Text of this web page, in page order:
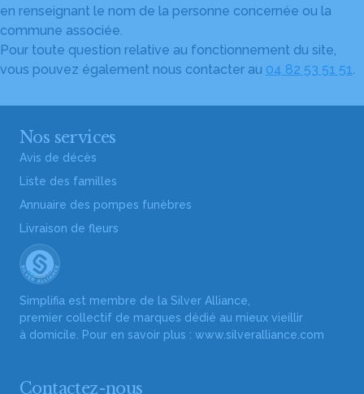
en renseignant le nom de la personne concernée ou la
commune associée.
Pour toute question relative au fonctionnement du site,
vous pouvez également nous contacter au 04 82 53 51 51.
Nos services
Avis de décès
Liste des familles
Annuaire des pompes funèbres
Livraison de fleurs
Simplifia est membre de la Silver Alliance,
premier collectif de marques dédié au mieux vieillir
à domicile. Pour en savoir plus : www.silveralliance.com
Contactez-nous